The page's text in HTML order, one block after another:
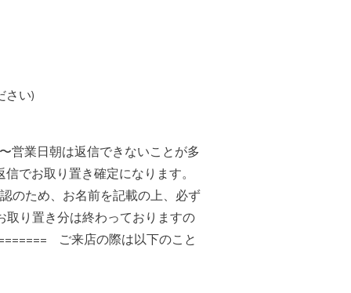
さい)
営業日朝は返信できないことが多
でお取り置き確定になります。
のため、お名前を記載の上、必ず
取り置き分は終わっておりますの
ご来店の際は以下のこと